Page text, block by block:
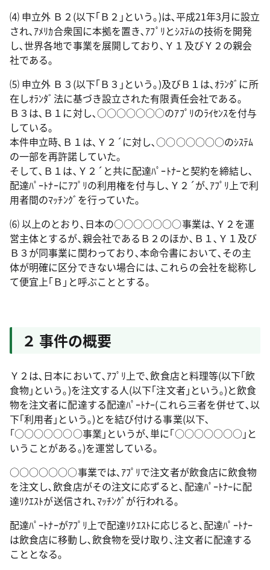
⑷ 申立外 Ｂ２(以下｢Ｂ２｣という｡)は､平成21年3月に設立
され､ｱﾒﾘｶ合衆国に本拠を置き､ｱﾌﾟﾘとｼｽﾃﾑの技術を開発
し､世界各地で事業を展開しており､Ｙ１及びＹ２の親会
社である｡
⑸ 申立外 Ｂ３(以下｢Ｂ３｣という｡)及びＢ１は､ｵﾗﾝﾀﾞに所
在しｵﾗﾝﾀﾞ法に基づき設立された有限責任会社である｡
Ｂ３は､Ｂ１に対し､○○○○○○○のｱﾌﾟﾘのﾗｲｾﾝｽを付与
している｡
本件申立時､Ｂ１は､Ｙ２´に対し､○○○○○○○のｼｽﾃﾑ
の一部を再許諾していた｡
そして､Ｂ１は､Ｙ２´と共に配達ﾊﾟｰﾄﾅｰと契約を締結し､
配達ﾊﾟｰﾄﾅｰにｱﾌﾟﾘの利用権を付与し､Ｙ２´が､ｱﾌﾟﾘ上で利
用者間のﾏｯﾁﾝｸﾞを行っていた｡
⑹ 以上のとおり､日本の○○○○○○○事業は､Ｙ２を運
営主体とするが､親会社であるＢ２のほか､Ｂ１､Ｙ１及び
Ｂ３が同事業に関わっており､本命令書において､その主
体が明確に区分できない場合には､これらの会社を総称し
て便宜上｢Ｂ｣と呼ぶこととする｡
２ 事件の概要
Ｙ２は､日本において､ｱﾌﾟﾘ上で､飲食店と料理等(以下｢飲
食物｣という｡)を注文する人(以下｢注文者｣という｡)と飲食
物を注文者に配達する配達ﾊﾟｰﾄﾅｰ(これら三者を併せて､以
下｢利用者｣という｡)とを結び付ける事業(以下､
｢○○○○○○○事業｣というが､単に｢○○○○○○○｣と
いうことがある｡)を運営している｡
○○○○○○○事業では､ｱﾌﾟﾘで注文者が飲食店に飲食物
を注文し､飲食店がその注文に応ずると､配達ﾊﾟｰﾄﾅｰに配
達ﾘｸｴｽﾄが送信され､ﾏｯﾁﾝｸﾞが行われる｡
配達ﾊﾟｰﾄﾅｰがｱﾌﾟﾘ上で配達ﾘｸｴｽﾄに応じると､配達ﾊﾟｰﾄﾅｰ
は飲食店に移動し､飲食物を受け取り､注文者に配達する
こととなる｡